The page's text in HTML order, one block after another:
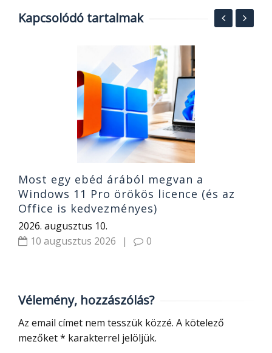
Kapcsolódó tartalmak
Most egy ebéd árából megvan a
Windows 11 Pro örökös licence (és az
Office is kedvezményes)
2026. augusztus 10.
10 augusztus 2026
| 0
Vélemény, hozzászólás?
Az email címet nem tesszük közzé. A kötelező
mezőket* karakterrel jelöljük.